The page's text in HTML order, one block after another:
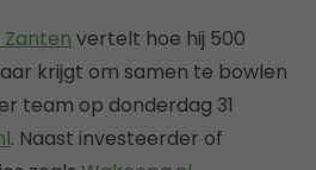
Zanten vertelt hoe hij 500
krijgt om samen te bowlen
team op donderdag 31
. Naast investeerder of